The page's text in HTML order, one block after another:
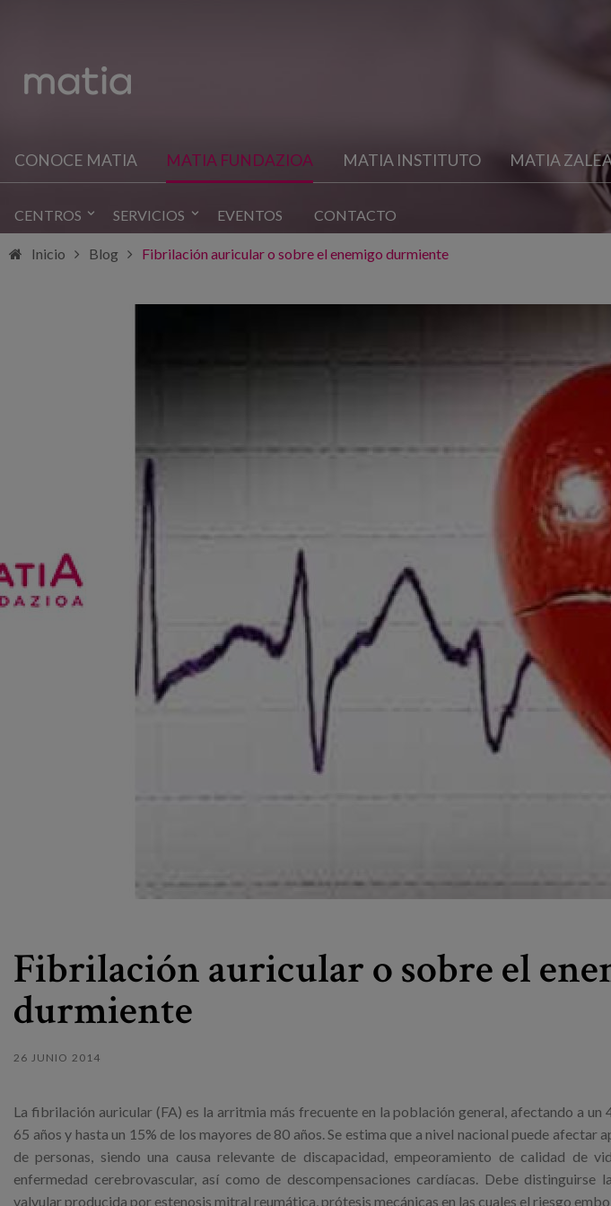
CONOCE MATIA MATIA FUNDAZIOA MATIA INSTITUTO MATIA
CENTROS SERVICIOS EVENTOS CONTACTO
Inicio Blog Fibrilación auricular o sobre el enemigo durmiente
Fibrilación auricular o sobre el
durmiente
26 JUNIO 2014
La fibrilación auricular (FA) es la arritmia más frecuente en la población general, afectando a un
65 años y hasta un 15% de los mayores de 80 años. Se estima que a nivel nacional puede afectar
de personas, siendo una causa relevante de discapacidad, empeoramiento de calidad de
enfermedad cerebrovascular, así como de descompensaciones cardíacas. Debe distinguirse
valvular producida por estenosis mitral reumática, prótesis mecánicas en las cuales el riesgo